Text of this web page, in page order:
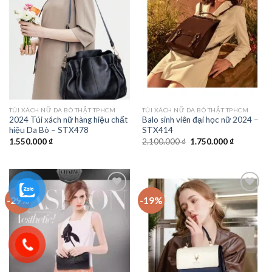
wishlist
TÚI XÁCH NỮ DA BÒ THẬT TPHCM
2024 Túi xách nữ hàng hiệu chất
hiệu Da Bò – STX478
1.550.000₫
Add to
wishlist
TÚI XÁCH NỮ DA BÒ THẬT TPHCM
Balo sinh viên đại học nữ 2024 –
STX414
2.100.000₫ Giá
1.750.000₫Giá
-29%
Add to
-19%
Add to
wishlist